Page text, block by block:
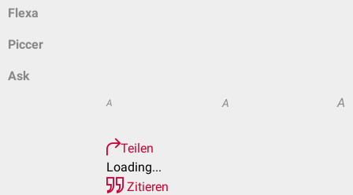
Flexa
Piccer
Ask
A A A
Teilen
Loading...
Zitieren